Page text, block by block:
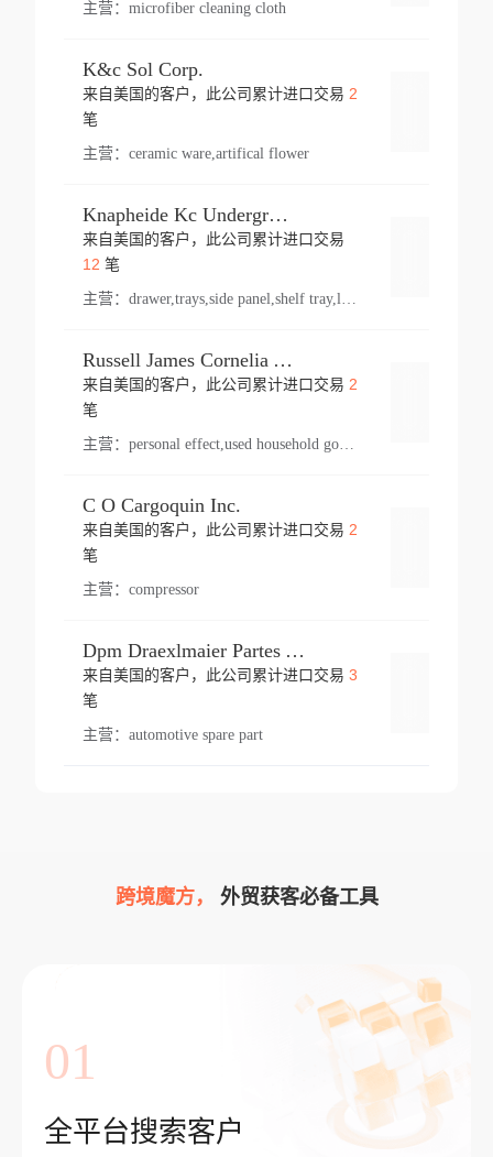
主营： microfiber cleaning cloth
K&c Sol Corp.
来自美国的客户，此公司累计进口交易 2
笔
主营： ceramic ware,artifical flower
Knapheide Kc Underground
来自美国的客户，此公司累计进口交易
12 笔
主营：
Russell James Cornelia Arlington Va
来自美国的客户，此公司累计进口交易 2
笔
主营： personal effect,used household goods
C O Cargoquin Inc.
来自美国的客户，此公司累计进口交易 2
笔
主营： compressor
Dpm Draexlmaier Partes Automotrices Corr Ind Huejotzingo
来自美国的客户，此公司累计进口交易 3
笔
主营： automotive spare part
跨境魔方， 外贸获客必备工具
01
全平台搜索客户